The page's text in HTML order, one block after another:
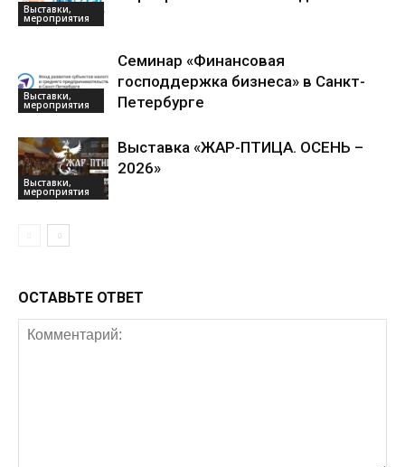
Выставки,
мероприятия
Выставки,
мероприятия
Семинар «Финансовая
господдержка бизнеса» в Санкт-
Петербурге
Выставки,
мероприятия
Выставка «ЖАР-ПТИЦА. ОСЕНЬ –
2026»
ОСТАВЬТЕ ОТВЕТ